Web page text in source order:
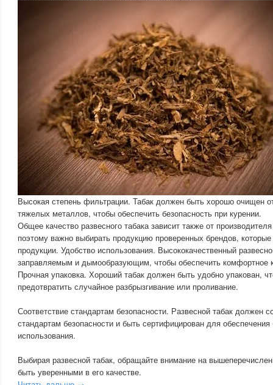
Высокая степень фильтрации. Табак должен быть хорошо очищен
тяжелых металлов, чтобы обеспечить безопасность при курении.
Общее качество развесного табака зависит также от
поэтому важно выбирать продукцию проверенных брендов,
продукции. Удобство использования. Высококачественный
заправляемым и дымообразующим, чтобы обеспечить комфортное
Прочная упаковка. Хороший табак должен быть удобно упакован,
предотвратить случайное разбрызгивание или проливание.
Соответствие стандартам безопасности. Развесной табак должен
стандартам безопасности и быть сертифицирован для обеспечения
использования.
Выбирая развесной табак, обращайте внимание на
быть уверенными в его качестве.